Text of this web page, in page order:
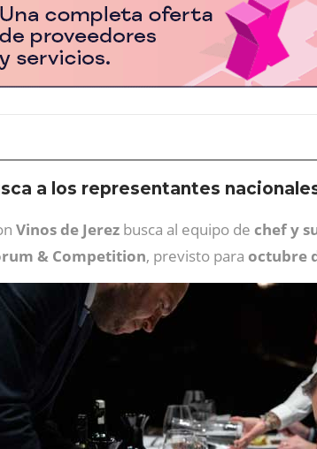
a los representantes
Vinos de Jerez busca al equipo de chef y
& Competition, previsto para octubre